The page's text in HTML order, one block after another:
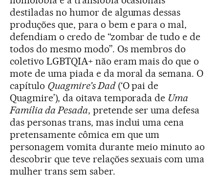
destiladas no humor de algumas dessas
produções que, para o bem e para o mal,
defendiam o credo de “zombar de tudo e de
todos do mesmo modo”. Os membros do
coletivo LGBTQIA+ não eram mais do que o
mote de uma piada e da moral da semana. O
capítulo Quagmire’s Dad(‘O pai de
Quagmire’), da oitava temporada de Uma
Família da Pesada, pretende ser uma defesa
das personas trans, mas inclui uma cena
pretensamente cômica em que um
personagem vomita durante meio minuto ao
descobrir que teve relações sexuais com uma
mulher trans sem saber.